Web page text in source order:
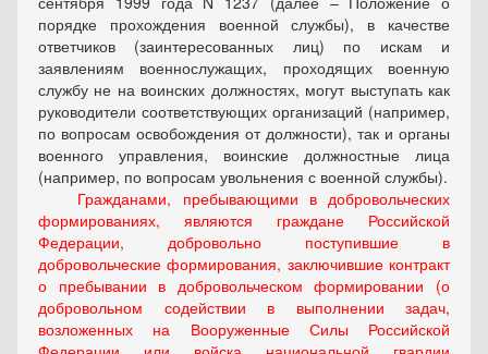
порядке прохождения военной службы), в качестве
ответчиков (заинтересованных лиц) по искам и
заявлениям военнослужащих, проходящих военную
службу не на воинских должностях, могут выступать как
руководители соответствующих организаций (например,
по вопросам освобождения от должности), так и органы
военного управления, воинские должностные лица
(например, по вопросам увольнения с военной службы).
Гражданами, пребывающими в добровольческих
формированиях, являются граждане Российской
Федерации, добровольно поступившие в
добровольческие формирования, заключившие контракт
о пребывании в добровольческом формировании (о
добровольном содействии в выполнении задач,
возложенных на Вооруженные Силы Российской